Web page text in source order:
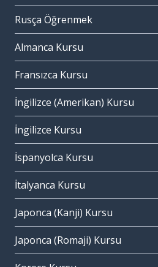
Rusça Öğrenmek
Almanca Kursu
Fransızca Kursu
İngilizce (Amerikan) Kursu
İngilizce Kursu
İspanyolca Kursu
İtalyanca Kursu
Japonca (Kanji) Kursu
Japonca (Romaji) Kursu